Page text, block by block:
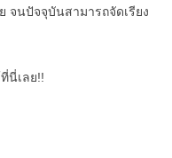
จนปัจจุบันสามารถจัดเรียง
นี่เลย!!